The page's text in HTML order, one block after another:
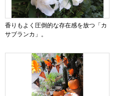
香りもよく圧倒的な存在感を放つ「カ
サブランカ」。